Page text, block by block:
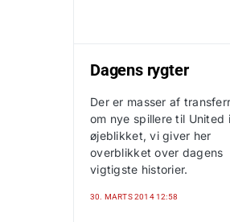
Dagens rygter
Der er masser af
om nye spillere til United i
øjeblikket, vi giver her
overblikket over dagens
vigtigste historier.
30. MARTS 2014 12:58